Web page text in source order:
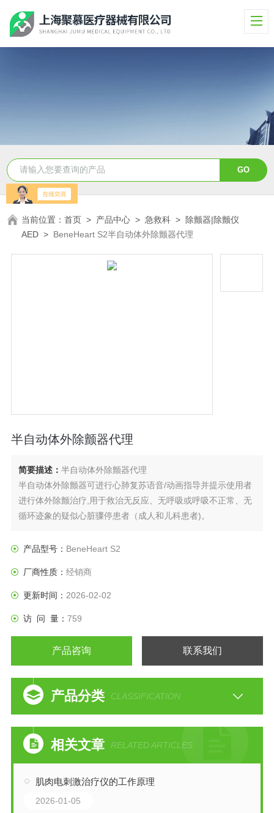
当前位置：首页 > 产品中心 >急救科 >除颤器|除颤仪
AED > BeneHeart S2半自动体外除颤器代理
半自动体外除颤器代理
简要描述： 半自动体外除颤器代理
半自动体外除颤器可进行心肺复苏语音/动画指导并提示使用者
进行体外除颤治疗,用于救治无反应、无呼吸或呼吸不正常、无
循环迹象的疑似心脏骤停患者（成人和儿科患者)。
产品型号： BeneHeart S2
厂商性质： 经销商
更新时间： 2026-02-02
访 问 量： 759
产品咨询 联系我们
产品分类 CLASSIFICATION
相关文章 RELATED ARTICLES
肌肉电刺激治疗仪的工作原理
2026-01-05